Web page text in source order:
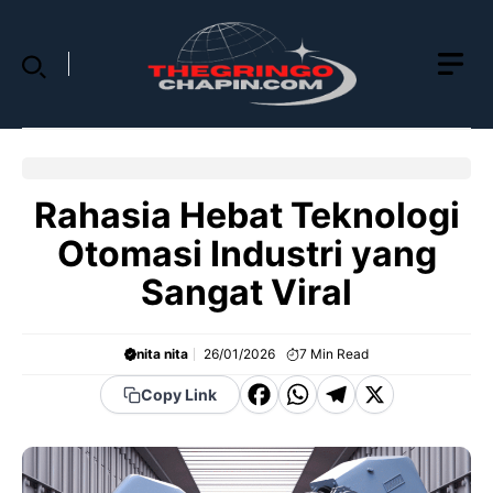
content
Rahasia Hebat Teknologi
Otomasi Industri yang
Sangat Viral
nita nita 26/01/2026 7 Min Read
Copy Link
F
c
W
a
T
e
X